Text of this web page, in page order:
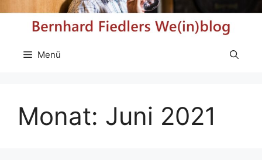
Menü
Monat: Juni 2021